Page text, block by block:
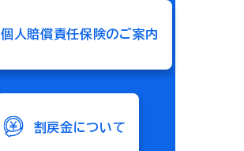
個人賠償責任保険のご案内
割戻金について